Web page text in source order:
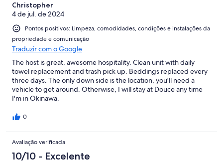
Christopher
4 de jul. de 2024
Pontos positivos: Limpeza, comodidades, condições e instalações da
propriedade e comunicação
Traduzir com o Google
The host is great, awesome hospitality. Clean unit with daily
towel replacement and trash pick up. Beddings replaced every
three days. The only down side is the location, you'll need a
vehicle to get around. Otherwise, I will stay at Douce any time
I'm in Okinawa.
0
Avaliação verificada
10/10 - Excelente